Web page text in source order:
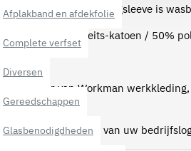
Afplakband en afdekfolie
Complete verfset
Diversen
Gereedschappen
Glasbenodigdheden
Poloshirt Outfitters Longsleeve is
50% kwaliteits-katoen / 50%
dealer van Workman
per e-mail.
voorzien van uw